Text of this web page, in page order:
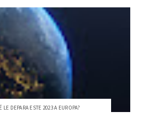
LE DEPARA ESTE 2023 A EUROPA?